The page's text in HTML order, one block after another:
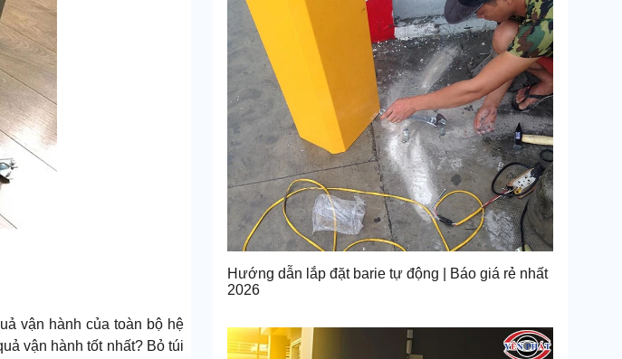
vận hành của toàn bộ hệ
vận hành tốt nhất? Bỏ túi
Hướng dẫn lắp đặt barie tự động | Báo giá rẻ nhất
2026